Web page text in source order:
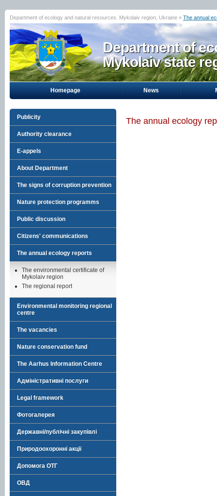
Department of ecology and natural resources. Mykolaiv region, Ukraine » The annual
Department of
Mykolaiv state
Homepage News
Publicity
Authority clearance
E-appels
About Department
The signs of corruption prevention
Nature protection programms
Public discussion
Citizens' communications
The annual ecology reports
The environmental certificate of
Mykolaiv region
The regional report
Environmental monitoring regional
centre
The vacancies
Nature conservation fund
The Aarhus Information Centre
Адміністративні послуги
Legal framework
Фотогалерея
Державні/публічні закупівлі
Природоохоронні акції
Допомога ОТГ
ОВД
The annual ecology